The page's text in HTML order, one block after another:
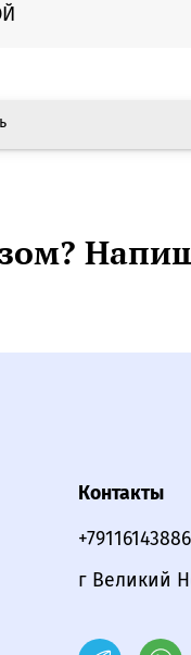
Контакты
+79116143886
г Великий